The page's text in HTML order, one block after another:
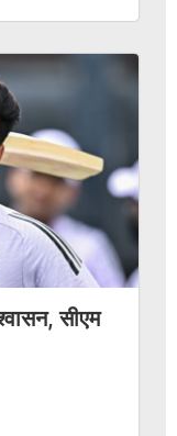
सीएम